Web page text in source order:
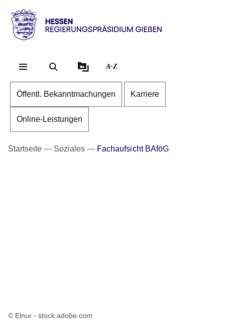
Direkt zum Kopf der
Direkt zum Inhalt
Direkt zum Fuß der
Hessen
RP
A-Z
Öffentl. Bekanntmachungen Karriere
Online-Leistungen
Startseite Soziales Fachaufsicht BAföG
© Elnur - stock.adobe.com